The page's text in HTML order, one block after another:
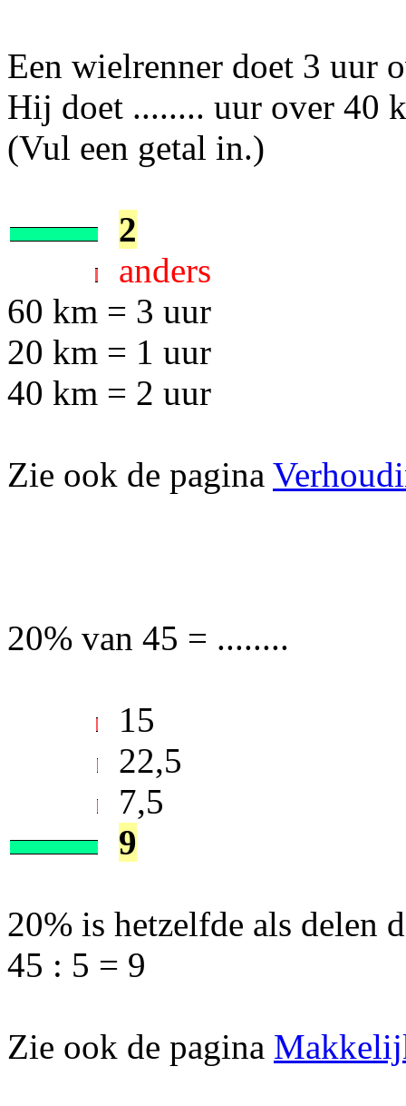
Een wielrenner doet 3 uur
Hij doet ........ uur over 40
(Vul een getal in.)
2
anders
60 km = 3 uur
20 km = 1 uur
40 km = 2 uur
Zie ook de pagina
20% van 45 = ........
15
22,5
7,5
9
20% is hetzelfde als delen
45 : 5 = 9
Zie ook de pagina